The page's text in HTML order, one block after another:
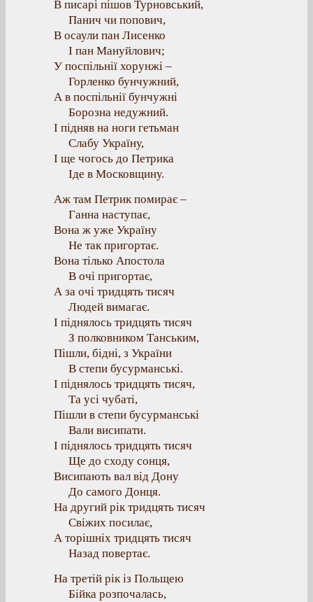
В писарі пішов Турновський,
Панич чи попович,
В осаули пан Лисенко
І пан Мануйлович;
У поспільнії хорунжі –
Горленко бунчужний,
А в поспільнії бунчужні
Борозна недужний.
І підняв на ноги гетьман
Слабу Україну,
І ще чогось до Петрика
Іде в Московщину.
Аж там Петрик помирає –
Ганна наступає,
Вона ж уже Україну
Не так пригортає.
Вона тілько Апостола
В очі пригортає,
А за очі тридцять тисяч
Людей вимагає.
І піднялось тридцять тисяч
З полковником Танським,
Пішли, бідні, з України
В степи бусурманські.
І піднялось тридцять тисяч,
Та усі чубаті,
Пішли в степи бусурманські
Вали висипати.
І піднялось тридцять тисяч
Ще до сходу сонця,
Висипають вал від Дону
До самого Донця.
На другий рік тридцять тисяч
Свіжих посилає,
А торішніх тридцять тисяч
Назад повертає.
На третій рік із Польщею
Бійка розпочалась,